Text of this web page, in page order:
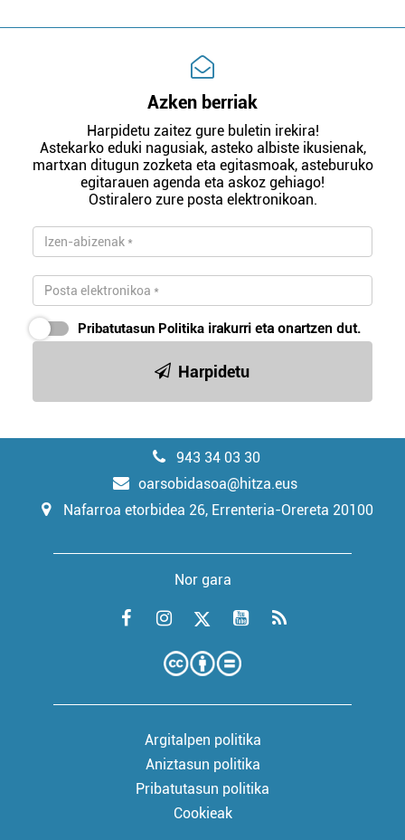
Azken berriak
Harpidetu zaitez gure buletin irekira!
Astekarko eduki nagusiak, asteko albiste ikusienak,
martxan ditugun zozketa eta egitasmoak, asteburuko
egitarauen agenda eta askoz gehiago!
Ostiralero zure posta elektronikoan.
Pribatutasun Politika irakurri eta onartzen dut.
Harpidetu
943 34 03 30
oarsobidasoa@hitza.eus
Nafarroa etorbidea 26, Errenteria-Orereta 20100
Nor gara
Argitalpen politika
Aniztasun politika
Pribatutasun politika
Cookieak